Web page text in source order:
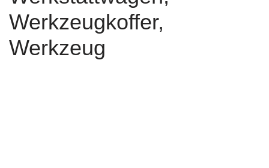
Werkzeugkoffer,
Werkzeug